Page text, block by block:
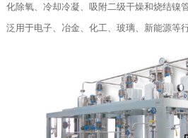
化除氧、冷却冷凝、吸附二级干燥和烧结镍
泛用于电子、冶金、化工、玻璃、新能源等行